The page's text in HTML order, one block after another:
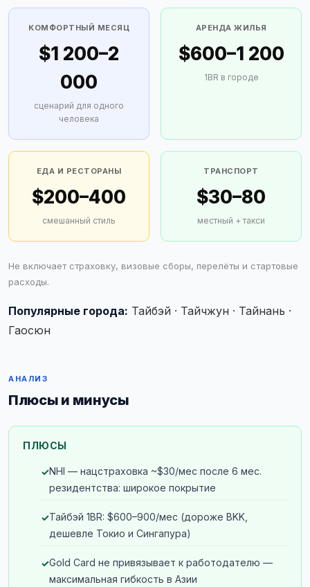
КОМФОРТНЫЙ МЕСЯЦ
$1 200–2
000
сценарий для одного
человека
АРЕНДА ЖИЛЬЯ
$600–1 200
1BR в городе
ЕДА И РЕСТОРАНЫ
$200–400
смешанный стиль
ТРАНСПОРТ
$30–80
местный + такси
Не включает страховку, визовые сборы, перелёты и стартовые
расходы.
Популярные города: Тайбэй · Тайчжун · Тайнань ·
Гаосюн
АНАЛИЗ
Плюсы и минусы
ПЛЮСЫ
NHI — нацстраховка ~$30/мес после 6 мес.
резидентства: широкое покрытие
Тайбэй 1BR: $600–900/мес (дороже BKK,
дешевле Токио и Сингапура)
Gold Card не привязывает к работодателю —
максимальная гибкость в Азии